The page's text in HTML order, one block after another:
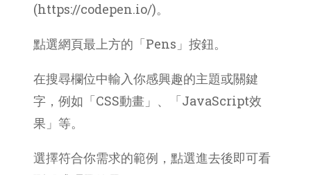
(https://codepen.io/)。
點選網頁最上方的「Pens」按鈕。
在搜尋欄位中輸入你感興趣的主題或關鍵
字，例如「CSS動畫」、「JavaScript效
果」等。
選擇符合你需求的範例，點選進去後即可看